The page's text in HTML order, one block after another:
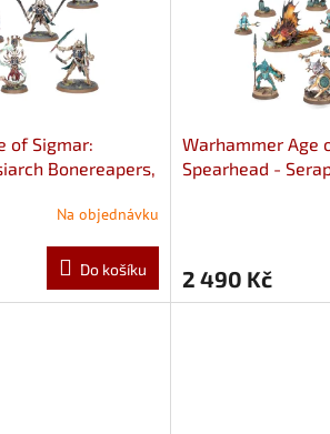
of Sigmar:
Bonereapers,
Na objednávku
Do košíku
Warhammer Age
Spearhead -
2 490 Kč